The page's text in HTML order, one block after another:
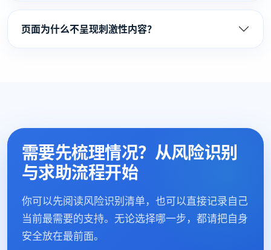
页面为什么不呈现刺激性内容？
需要先梳理情况？从风险识别
与求助流程开始
你可以先阅读风险识别清单，也可以直接记录自己
当前最需要的支持。无论选择哪一步，都请把自身
安全放在最前面。